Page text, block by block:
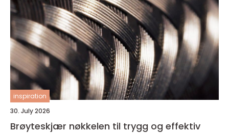
inspiration
30. July 2026
Brøyteskjær nøkkelen til trygg og effektiv